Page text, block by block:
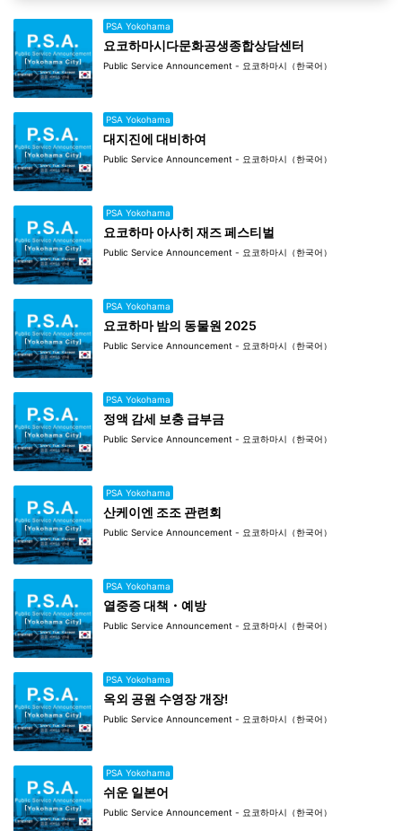
PSA Yokohama
요코하마시다문화공생종합상담센터
Public Service Announcement - 요코하마시（한국어）
PSA Yokohama
대지진에 대비하여
Public Service Announcement - 요코하마시（한국어）
PSA Yokohama
요코하마 아사히 재즈 페스티벌
Public Service Announcement - 요코하마시（한국어）
PSA Yokohama
요코하마 밤의 동물원 2025
Public Service Announcement - 요코하마시（한국어）
PSA Yokohama
정액 감세 보충 급부금
Public Service Announcement - 요코하마시（한국어）
PSA Yokohama
산케이엔 조조 관련회
Public Service Announcement - 요코하마시（한국어）
PSA Yokohama
열중증 대책・예방
Public Service Announcement - 요코하마시（한국어）
PSA Yokohama
옥외 공원 수영장 개장!
Public Service Announcement - 요코하마시（한국어）
PSA Yokohama
쉬운 일본어
Public Service Announcement - 요코하마시（한국어）